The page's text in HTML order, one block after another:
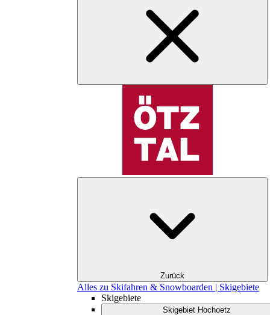
Zurück
Alles zu Skifahren & Snowboarden | Skigebiete
Skigebiete
Skigebiet Hochoetz